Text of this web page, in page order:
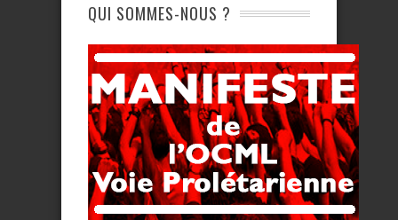
QUI SOMMES-NOUS ?